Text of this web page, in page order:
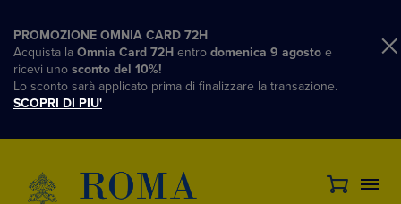
PROMOZIONE OMNIA CARD 72H
Acquista la Omnia Card 72H entro domenica 9 agosto e
ricevi uno sconto del 10%!
Lo sconto sarà applicato prima di finalizzare la transazione.
SCOPRI DI PIU'